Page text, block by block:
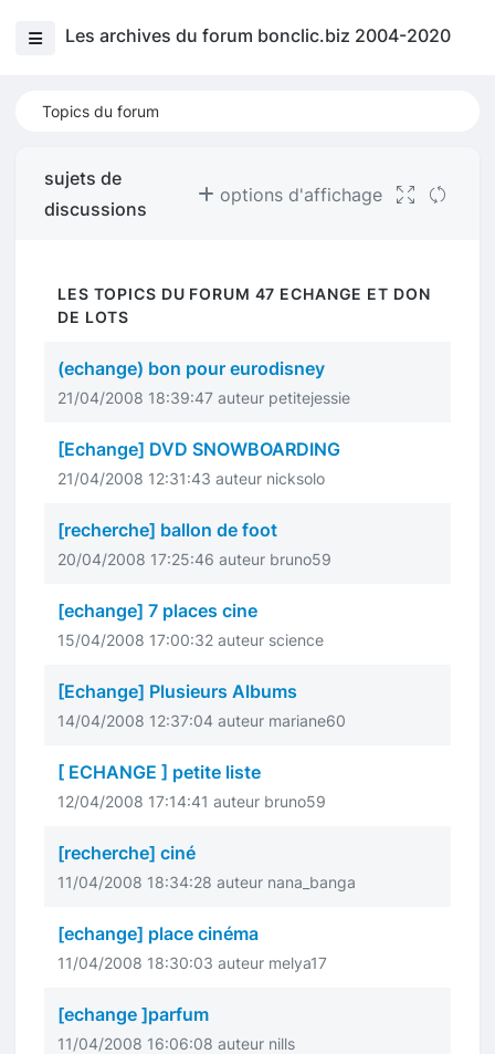
Les archives du forum bonclic.biz 2004-2020
Topics du forum
sujets de
discussions
options d'affichage
LES TOPICS DU FORUM 47 ECHANGE ET DON
DE LOTS
(echange) bon pour eurodisney
21/04/2008 18:39:47 auteur petitejessie
[Echange] DVD SNOWBOARDING
21/04/2008 12:31:43 auteur nicksolo
[recherche] ballon de foot
20/04/2008 17:25:46 auteur bruno59
[echange] 7 places cine
15/04/2008 17:00:32 auteur science
[Echange] Plusieurs Albums
14/04/2008 12:37:04 auteur mariane60
[ ECHANGE ] petite liste
12/04/2008 17:14:41 auteur bruno59
[recherche] ciné
11/04/2008 18:34:28 auteur nana_banga
[echange] place cinéma
11/04/2008 18:30:03 auteur melya17
[echange ]parfum
11/04/2008 16:06:08 auteur nills